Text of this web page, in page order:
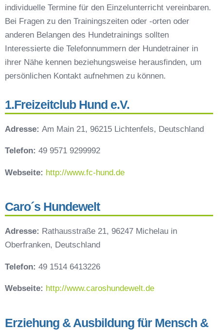
individuelle Termine für den Einzelunterricht vereinbaren.
Bei Fragen zu den Trainingszeiten oder -orten oder
anderen Belangen des Hundetrainings sollten
Interessierte die Telefonnummern der Hundetrainer in
ihrer Nähe kennen beziehungsweise herausfinden, um
persönlichen Kontakt aufnehmen zu können.
1.Freizeitclub Hund e.V.
Adresse: Am Main 21, 96215 Lichtenfels, Deutschland
Telefon: 49 9571 9299992
Webseite: http://www.fc-hund.de
Caro´s Hundewelt
Adresse: Rathausstraße 21, 96247 Michelau in
Oberfranken, Deutschland
Telefon: 49 1514 6413226
Webseite: http://www.caroshundewelt.de
Erziehung & Ausbildung für Mensch &